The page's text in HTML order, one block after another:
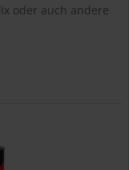
oder auch andere